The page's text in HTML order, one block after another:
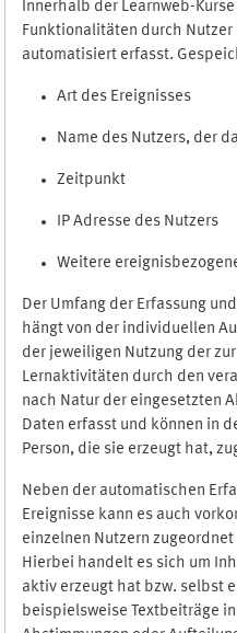
Innerhalb der Learnweb-
Funktionalitäten durch Nutzer
automatisiert erfasst.
Art des Ereignisses
Name des Nutzers, der
Zeitpunkt
IP Adresse des Nutzers
Weitere
Der Umfang der Erfassung
hängt von der individuellen
der jeweiligen Nutzung der
Lernaktivitäten durch den
nach Natur der eingesetzten
Daten erfasst und können in
Person, die sie erzeugt hat,
Neben der automatischen
Ereignisse kann es auch
einzelnen Nutzern
Hierbei handelt es sich um
aktiv erzeugt hat bzw. selbst
beispielsweise Textbeiträge